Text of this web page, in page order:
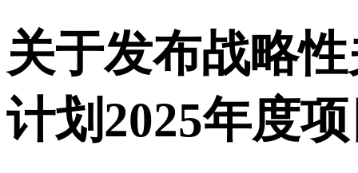
关于发布战略
计划2025年度